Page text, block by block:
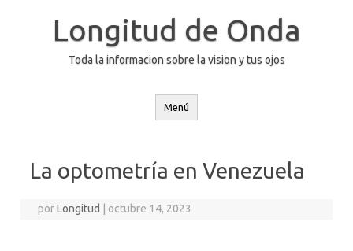
Longitud de Onda
Toda la informacion sobre la vision y tus ojos
Menú
La optometría en Venezuela
porLongitud octubre 14, 2023